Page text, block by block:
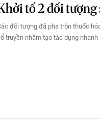
tố 2 đối tượng
đối tượng đã pha trộn thuốc
truyền nhằm tạo tác dụng